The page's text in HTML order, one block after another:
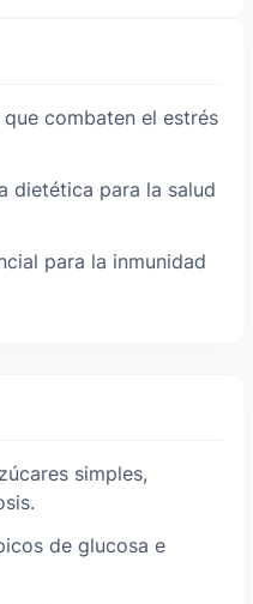
combaten el estrés
dietética para la salud
para la inmunidad
simples,
de glucosa e